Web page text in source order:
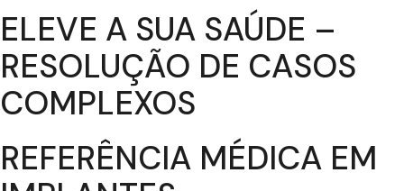
ELEVE A SUA SAÚDE –
RESOLUÇÃO DE CASOS
COMPLEXOS
REFERÊNCIA MÉDICA EM